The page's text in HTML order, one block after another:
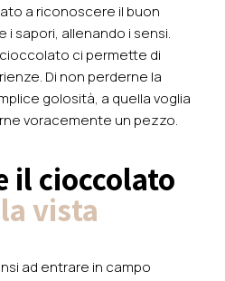
a riconoscere il buon
sapori, allenando i sensi.
ci permette di
Di non perderne la
golosità, a quella voglia
voracemente un pezzo.
il cioccolato
la vista
ad entrare in campo